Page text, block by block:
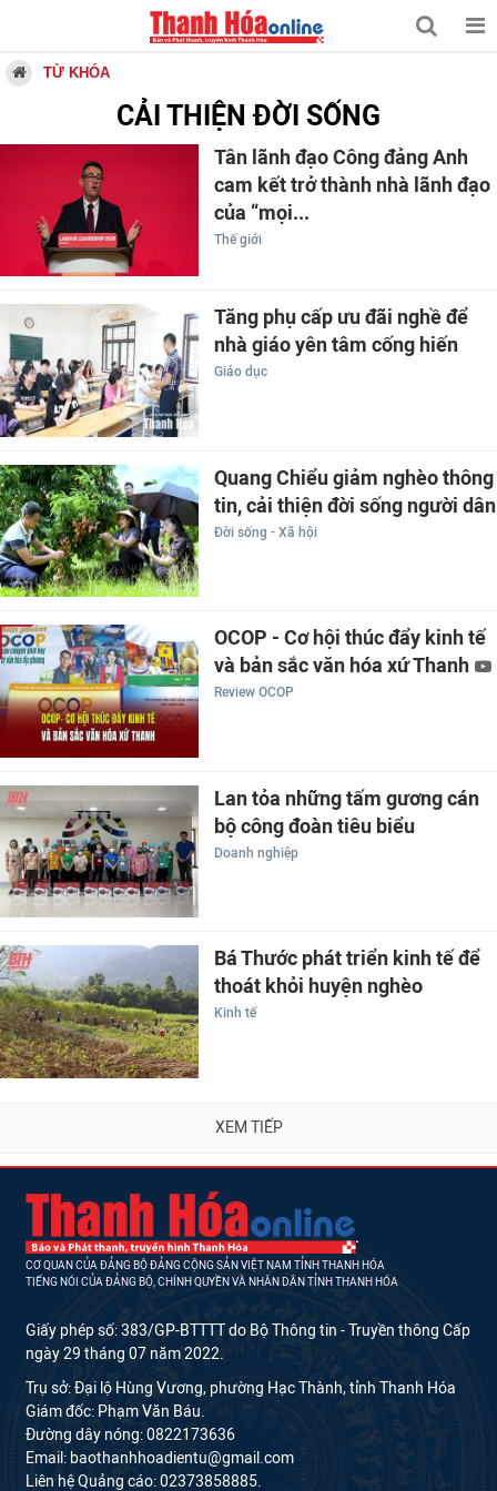
TỪ KHÓA
CẢI THIỆN ĐỜI SỐNG
Tân lãnh đạo Công đảng Anh
cam kết trở thành nhà lãnh đạo
của “mọi...
Thế giới
Tăng phụ cấp ưu đãi nghề để
nhà giáo yên tâm cống hiến
Giáo dục
Quang Chiểu giảm nghèo thông
tin, cải thiện đời sống người dân
Đời sống - Xã hội
OCOP - Cơ hội thúc đẩy kinh tế
và bản sắc văn hóa xứ Thanh
Review OCOP
Lan tỏa những tấm gương cán
bộ công đoàn tiêu biểu
Doanh nghiệp
Bá Thước phát triển kinh tế để
thoát khỏi huyện nghèo
Kinh tế
XEM TIẾP
CƠ QUAN CỦA ĐẢNG BỘ ĐẢNG CỘNG SẢN VIỆT NAM TỈNH THANH HÓA
TIẾNG NÓI CỦA ĐẢNG BỘ, CHÍNH QUYỀN VÀ NHÂN DÂN TỈNH THANH HÓA
Giấy phép số: 383/GP-BTTTT do Bộ Thông tin - Truyền thông Cấp
ngày 29 tháng 07 năm 2022.
Trụ sở: Đại lộ Hùng Vương, phường Hạc Thành, tỉnh Thanh Hóa
Giám đốc: Phạm Văn Báu.
Đường dây nóng: 0822173636
Email: baothanhhoadientu@gmail.com
Liên hệ Quảng cáo: 02373858885.